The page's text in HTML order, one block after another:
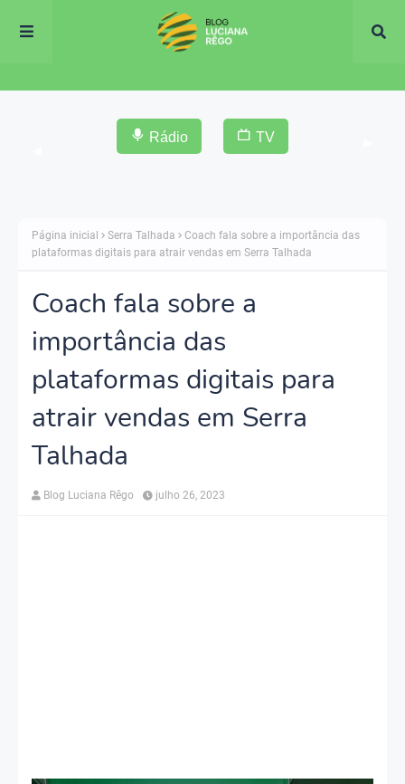
Rádio TV
Página inicial Serra Talhada
Coach fala sobre a importância das
plataformas digitais para atrair vendas em Serra Talhada
Coach fala sobre a
importância das
plataformas digitais para
atrair vendas em Serra
Talhada
Blog Luciana Rêgo julho 26, 2023